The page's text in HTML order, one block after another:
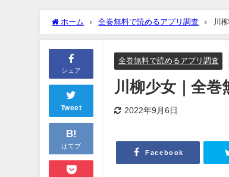
ホーム 全巻無料で読めるアプリ調査 川
シェア
Tweet
B!
はてブ
全巻無料で読めるアプリ調査
川柳少女｜全巻
2022年9月6日
Facebook